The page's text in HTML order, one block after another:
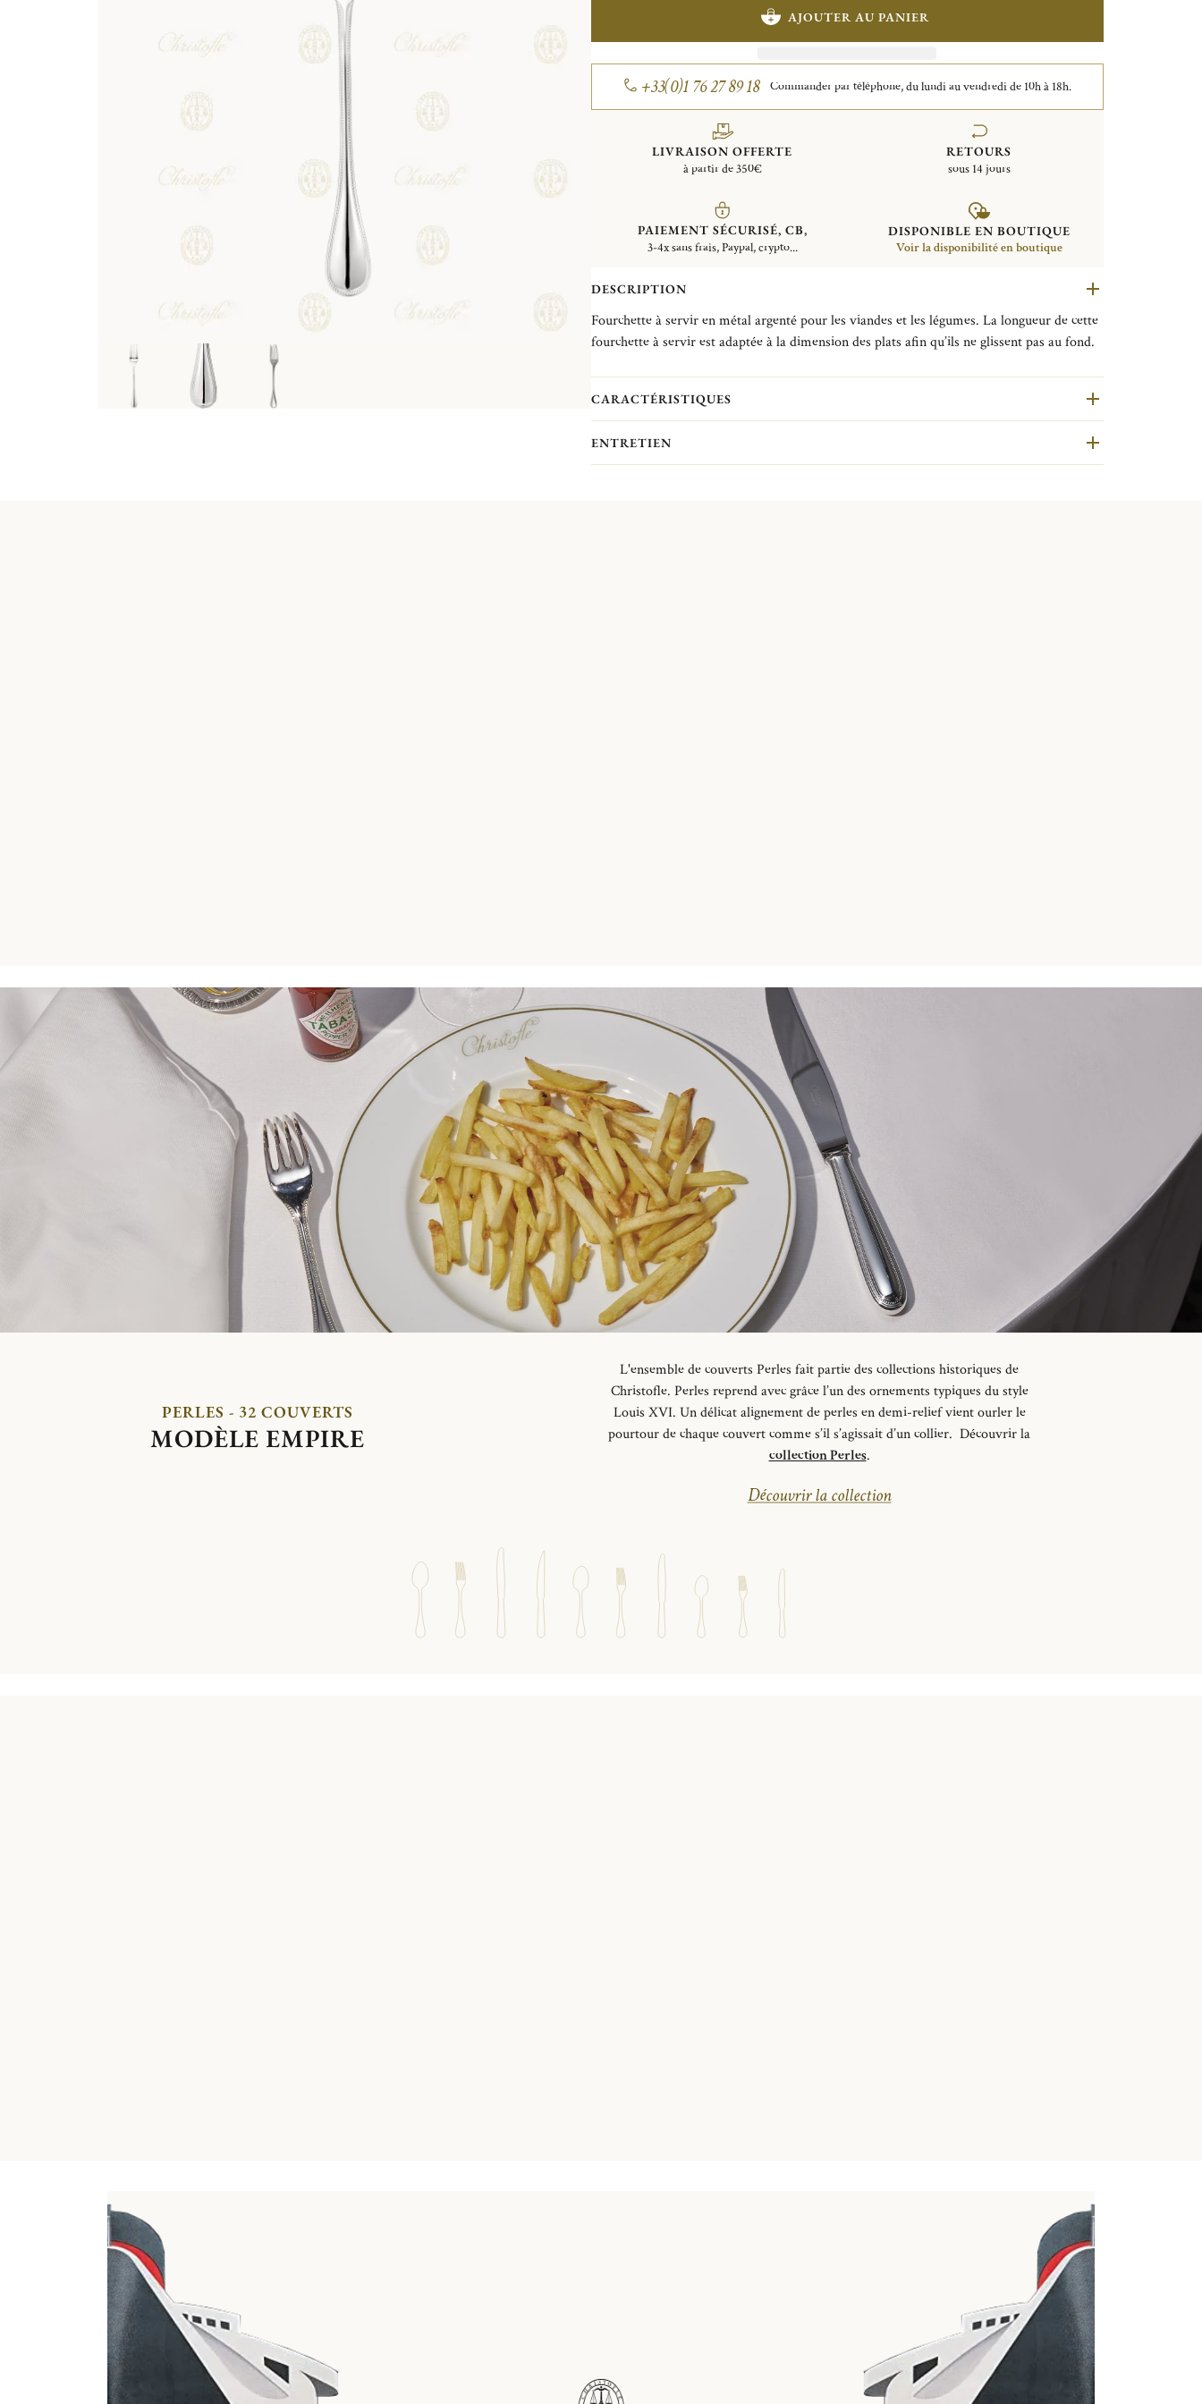
AJOUTER AU PANIER
+33(0)1 76 27 89 18 Commander par téléphone, du lundi au vendredi de 10h à 18h.
LIVRAISON OFFERTE
à partir de 350€
RETOURS
sous 14 jours
PAIEMENT SÉCURISÉ, CB,
3-4x sans frais, Paypal, crypto...
DISPONIBLE EN BOUTIQUE
Voir la disponibilité en boutique
DESCRIPTION
Fourchette à servir en métal argenté pour les viandes et les légumes. La longueur de cette
fourchette à servir est adaptée à la dimension des plats afin qu’ils ne glissent pas au fond.
CARACTÉRISTIQUES
ENTRETIEN
PERLES - 32 COUVERTS
MODÈLE EMPIRE
L'ensemble de couverts Perles fait partie des collections historiques de
Christofle. Perles reprend avec grâce l’un des ornements typiques du style
Louis XVI. Un délicat alignement de perles en demi-relief vient ourler le
pourtour de chaque couvert comme s’il s’agissait d’un collier. Découvrir la
collection Perles.
Découvrir la collection